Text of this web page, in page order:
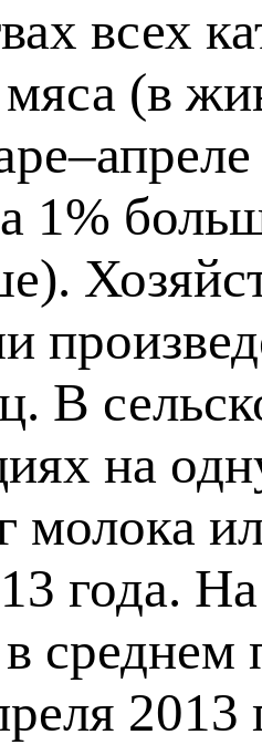
всех
(в
1%
В
на
молока
года.
2013